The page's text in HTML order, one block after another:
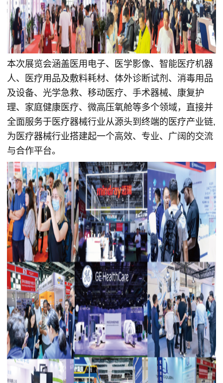
本次展览会涵盖医用电子、医学影像、智能医疗机器
人、医疗用品及敷料耗材、体外诊断试剂、消毒用品
及设备、光学急救、移动医疗、手术器械、康复护
理、家庭健康医疗、微高压氧舱等多个领域，直接并
全面服务于医疗器械行业从源头到终端的医疗产业链,
为医疗器械行业搭建起一个高效、专业、广阔的交流
与合作平台。